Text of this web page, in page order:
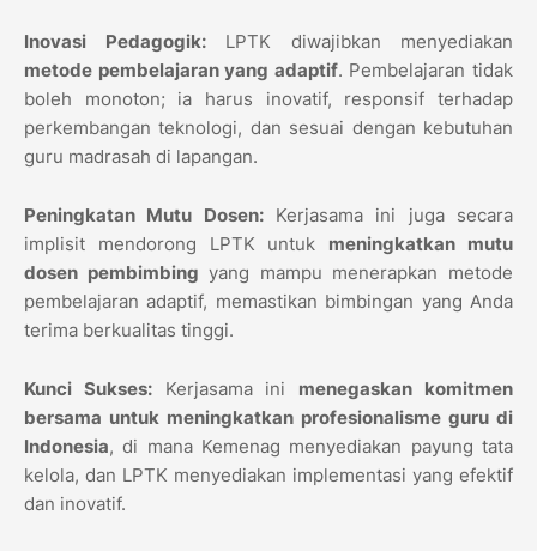
Inovasi Pedagogik:LPTK diwajibkan menyediakan
metode pembelajaran yang adaptif. Pembelajaran tidak
boleh monoton; ia harus inovatif, responsif terhadap
perkembangan teknologi, dan sesuai dengan kebutuhan
guru madrasah di lapangan.
Peningkatan Mutu Dosen:Kerjasama ini juga secara
implisit mendorong LPTK untuk meningkatkan mutu
dosen pembimbing yang mampu menerapkan metode
pembelajaran adaptif, memastikan bimbingan yang Anda
terima berkualitas tinggi.
Kunci Sukses:Kerjasama ini menegaskan komitmen
bersama untuk meningkatkan profesionalisme guru di
Indonesia, di mana Kemenag menyediakan payung tata
kelola, dan LPTK menyediakan implementasi yang efektif
dan inovatif.